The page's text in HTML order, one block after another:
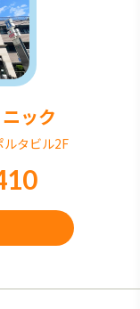
ック
タビル2F